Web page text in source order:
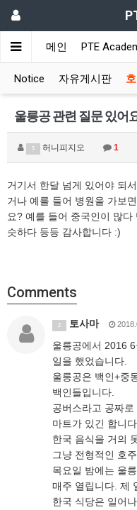
메인 PTE
Notice 자유게시판
울릉공 관련 질문 있어
5 허니피지오 1
거기서 한달 넘게 있어야 되
거나 예를 들어 병원을 가보
요? 예를 들어 중국인이 많
슷하다 등등 감사합니다 :)
Comments
2 토사마
울릉공에서 2016
일을 했었습니다.
울릉공은 백인+중
백인들입니다.
공버스라고 공짜
마트가 있긴 합니
한국 음식을 거의
그냥 전형적인 호
목요일 밤에는 울
매주 열립니다. 제
한국 식당은 일어